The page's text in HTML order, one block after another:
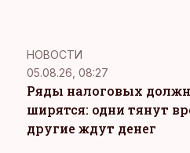
НОВОСТИ
05.08.26, 08:27
Ряды налоговых
ширятся: одни тянут
другие ждут денег